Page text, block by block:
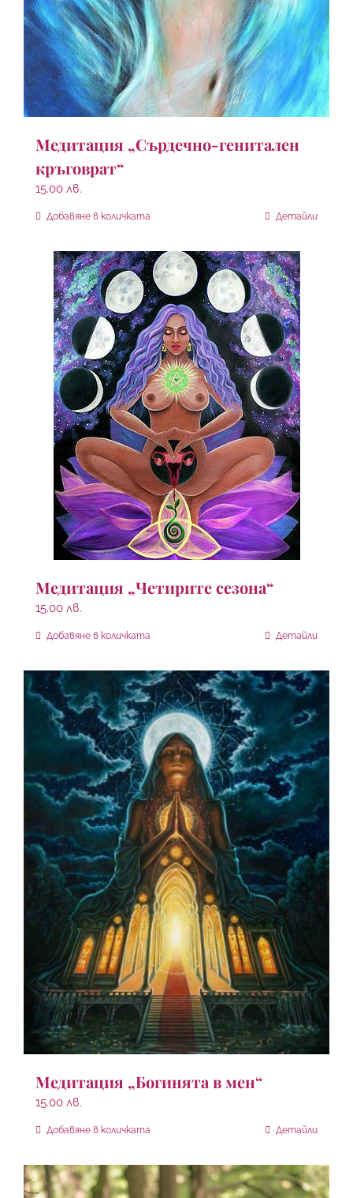
Медитация „Сърдечно-генитален
кръговрат“
15.00 лв.
Добавяне в количката Детайли
Медитация „Четирите сезона“
15.00 лв.
Добавяне в количката Детайли
Медитация „Богинята в мен“
15.00 лв.
Добавяне в количката Детайли